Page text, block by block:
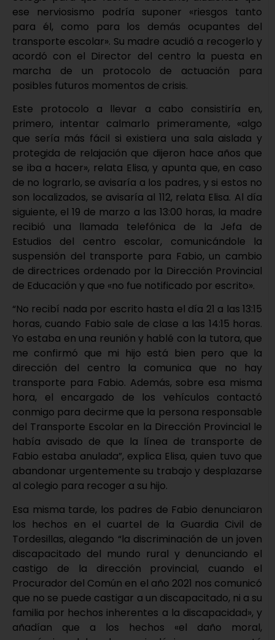
ese nerviosismo podría suponer «riesgos tanto
para él, como para los demás ocupantes del
transporte escolar». Su madre acudió a recogerlo y
acordó con el Director del centro la puesta en
marcha de un protocolo de actuación para
posibles futuros momentos de crisis.
Este protocolo a llevar a cabo consistiría en,
primero, intentar calmarlo primeramente, «algo
que sería más fácil si existiera una sala aislada y
protegida de relajación que dijeron hace años que
se iba a hacer», relata Elisa, y apunta que, en caso
de no lograrlo, se avisaría a los padres, y si estos no
son localizados, se avisaría al 112, relata Elisa. Al día
siguiente, el 19 de marzo a las 13:00 horas, la madre
recibió una llamada telefónica de la Jefa de
Estudios del centro escolar, comunicándole la
suspensión del transporte para Fabio, un cambio
de directrices ordenado por la Dirección Provincial
de Educación y que «no fue notificado por escrito».
“No recibí nada por escrito hasta el día 21 a las 13:15
horas, cuando Fabio sale de clase a las 14:15 horas.
Yo estaba en una reunión y hablé con la tutora, que
me confirmó que mi hijo está bien pero que la
dirección del centro la comunica que no hay
transporte para Fabio. Además, sobre esa misma
hora, el encargado de los vehículos contactó
conmigo para decirme que la persona responsable
del Transporte Escolar en la Dirección Provincial le
había avisado de que la línea de transporte de
Fabio estaba anulada”, explica Elisa, quien tuvo que
abandonar urgentemente su trabajo y desplazarse
al colegio para recoger a su hijo.
Esa misma tarde, los padres de Fabio denunciaron
los hechos en el cuartel de la Guardia Civil de
Tordesillas, alegando “la discriminación de un joven
discapacitado del mundo rural y denunciando el
castigo de la dirección provincial, cuando el
Procurador del Común en el año 2021 nos comunicó
que no se puede castigar a un discapacitado, ni a su
familia por hechos inherentes a la discapacidad», y
añadían que a los hechos «el daño moral,